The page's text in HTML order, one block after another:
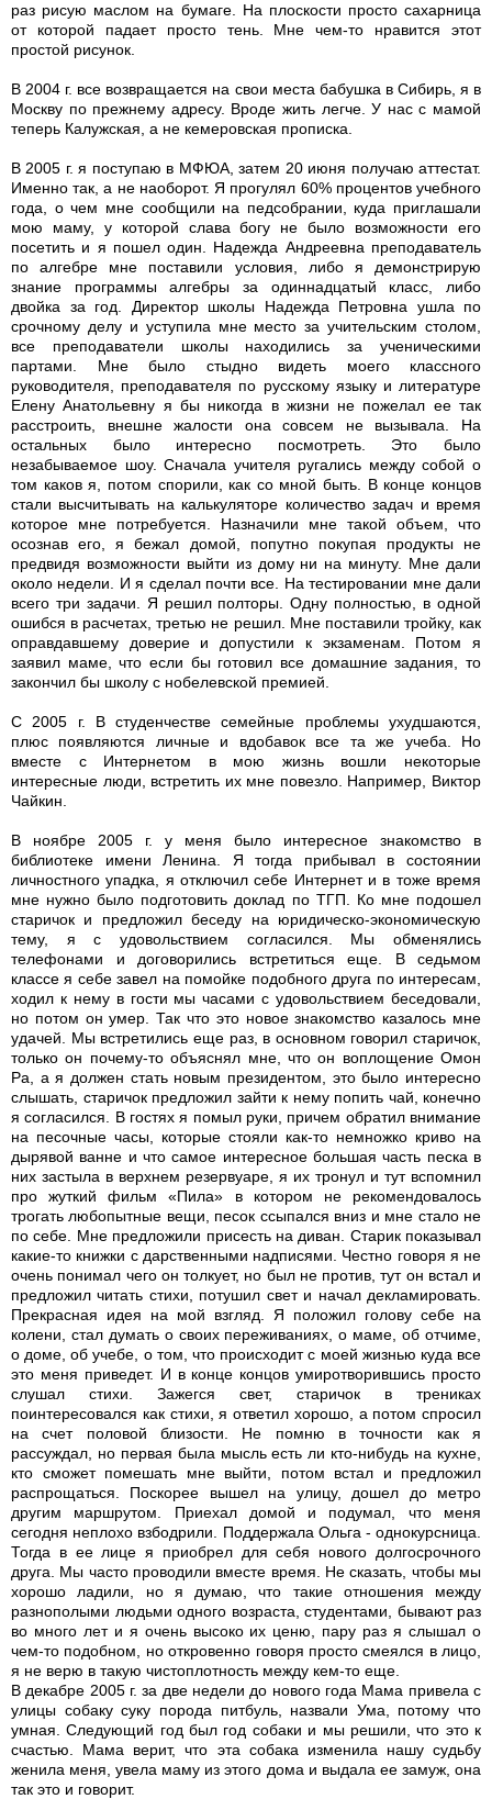
раз рисую маслом на бумаге. На плоскости просто сахарница
от которой падает просто тень. Мне чем-то нравится этот
простой рисунок.
В 2004 г. все возвращается на свои места бабушка в Сибирь, я в
Москву по прежнему адресу. Вроде жить легче. У нас с мамой
теперь Калужская, а не кемеровская прописка.
В 2005 г. я поступаю в МФЮА, затем 20 июня получаю аттестат.
Именно так, а не наоборот. Я прогулял 60% процентов учебного
года, о чем мне сообщили на педсобрании, куда приглашали
мою маму, у которой слава богу не было возможности его
посетить и я пошел один. Надежда Андреевна преподаватель
по алгебре мне поставили условия, либо я демонстрирую
знание программы алгебры за одиннадцатый класс, либо
двойка за год. Директор школы Надежда Петровна ушла по
срочному делу и уступила мне место за учительским столом,
все преподаватели школы находились за ученическими
партами. Мне было стыдно видеть моего классного
руководителя, преподавателя по русскому языку и литературе
Елену Анатольевну я бы никогда в жизни не пожелал ее так
расстроить, внешне жалости она совсем не вызывала. На
остальных было интересно посмотреть. Это было
незабываемое шоу. Сначала учителя ругались между собой о
том каков я, потом спорили, как со мной быть. В конце концов
стали высчитывать на калькуляторе количество задач и время
которое мне потребуется. Назначили мне такой объем, что
осознав его, я бежал домой, попутно покупая продукты не
предвидя возможности выйти из дому ни на минуту. Мне дали
около недели. И я сделал почти все. На тестировании мне дали
всего три задачи. Я решил полторы. Одну полностью, в одной
ошибся в расчетах, третью не решил. Мне поставили тройку, как
оправдавшему доверие и допустили к экзаменам. Потом я
заявил маме, что если бы готовил все домашние задания, то
закончил бы школу с нобелевской премией.
С 2005 г. В студенчестве семейные проблемы ухудшаются,
плюс появляются личные и вдобавок все та же учеба. Но
вместе с Интернетом в мою жизнь вошли некоторые
интересные люди, встретить их мне повезло. Например, Виктор
Чайкин.
В ноябре 2005 г. у меня было интересное знакомство в
библиотеке имени Ленина. Я тогда прибывал в состоянии
личностного упадка, я отключил себе Интернет и в тоже время
мне нужно было подготовить доклад по ТГП. Ко мне подошел
старичок и предложил беседу на юридическо-экономическую
тему, я с удовольствием согласился. Мы обменялись
телефонами и договорились встретиться еще. В седьмом
классе я себе завел на помойке подобного друга по интересам,
ходил к нему в гости мы часами с удовольствием беседовали,
но потом он умер. Так что это новое знакомство казалось мне
удачей. Мы встретились еще раз, в основном говорил старичок,
только он почему-то объяснял мне, что он воплощение Омон
Ра, а я должен стать новым президентом, это было интересно
слышать, старичок предложил зайти к нему попить чай, конечно
я согласился. В гостях я помыл руки, причем обратил внимание
на песочные часы, которые стояли как-то немножко криво на
дырявой ванне и что самое интересное большая часть песка в
них застыла в верхнем резервуаре, я их тронул и тут вспомнил
про жуткий фильм «Пила» в котором не рекомендовалось
трогать любопытные вещи, песок ссыпался вниз и мне стало не
по себе. Мне предложили присесть на диван. Старик показывал
какие-то книжки с дарственными надписями. Честно говоря я не
очень понимал чего он толкует, но был не против, тут он встал и
предложил читать стихи, потушил свет и начал декламировать.
Прекрасная идея на мой взгляд. Я положил голову себе на
колени, стал думать о своих переживаниях, о маме, об отчиме,
о доме, об учебе, о том, что происходит с моей жизнью куда все
это меня приведет. И в конце концов умиротворившись просто
слушал стихи. Зажегся свет, старичок в трениках
поинтересовался как стихи, я ответил хорошо, а потом спросил
на счет половой близости. Не помню в точности как я
рассуждал, но первая была мысль есть ли кто-нибудь на кухне,
кто сможет помешать мне выйти, потом встал и предложил
распрощаться. Поскорее вышел на улицу, дошел до метро
другим маршрутом. Приехал домой и подумал, что меня
сегодня неплохо взбодрили. Поддержала Ольга - однокурсница.
Тогда в ее лице я приобрел для себя нового долгосрочного
друга. Мы часто проводили вместе время. Не сказать, чтобы мы
хорошо ладили, но я думаю, что такие отношения между
разнополыми людьми одного возраста, студентами, бывают раз
во много лет и я очень высоко их ценю, пару раз я слышал о
чем-то подобном, но откровенно говоря просто смеялся в лицо,
я не верю в такую чистоплотность между кем-то еще.
В декабре 2005 г. за две недели до нового года Мама привела с
улицы собаку суку порода питбуль, назвали Ума, потому что
умная. Следующий год был год собаки и мы решили, что это к
счастью. Мама верит, что эта собака изменила нашу судьбу
женила меня, увела маму из этого дома и выдала ее замуж, она
так это и говорит.